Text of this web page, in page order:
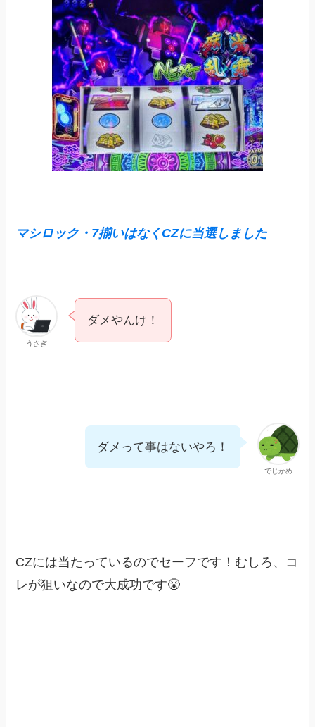
マシロック・7揃いはなくCZに当選しました
うさぎ
ダメやんけ！
でじかめ
ダメって事はないやろ！
CZには当たっているのでセーフです！むしろ、コ
レが狙いなので大成功です😤